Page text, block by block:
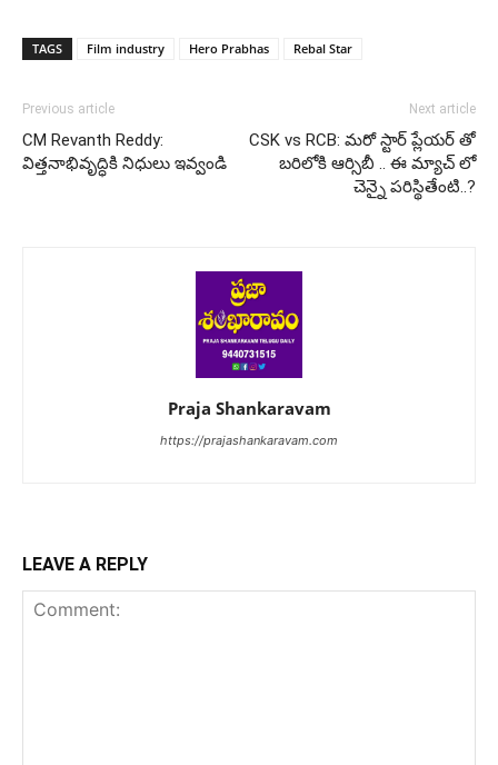
TAGS Film industry Hero Prabhas Rebal Star
Previous article
CM Revanth Reddy:
విత్తనాభివృద్ధికి నిధులు ఇవ్వండి
Next article
CSK vs RCB: మరో స్టార్ ప్లేయర్ తో
బరిలోకి ఆర్సిబీ .. ఈ మ్యాచ్ లో
చెన్నై పరిస్థితేంటి..?
Praja Shankaravam
https://prajashankaravam.com
LEAVE A REPLY